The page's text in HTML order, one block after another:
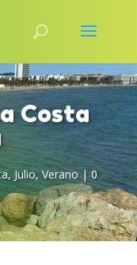
Costa
,Julio,Verano|0